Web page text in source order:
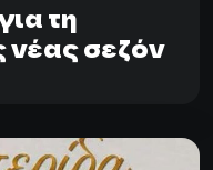
τη
νέας σεζόν